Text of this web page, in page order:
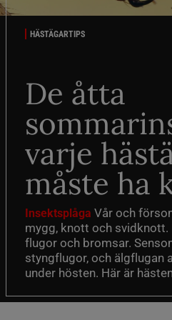
HÄSTÄGARTIPS
De åtta
varje
måste ha
Insektsplåga Vår och
mygg, knott och
flugor och bromsar.
styngflugor, och älgflugan
under hösten. Här är